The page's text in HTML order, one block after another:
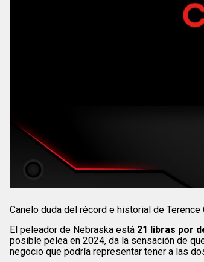
Canelo duda del récord e historial de Terence
El peleador de Nebraska está 21 libras por
posible pelea en 2024, da la sensación de
negocio que podría representar tener a las